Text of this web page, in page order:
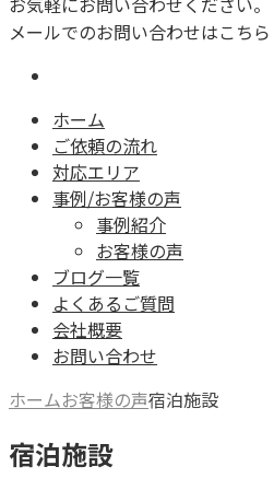
メールでのお問い合わせはこちら
ホーム
ご依頼の流れ
対応エリア
事例/お客様の声
事例紹介
お客様の声
ブログ一覧
よくあるご質問
会社概要
お問い合わせ
ホームお客様の声宿泊施設
宿泊施設